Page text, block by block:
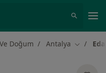
Doğum Antalya Şehir